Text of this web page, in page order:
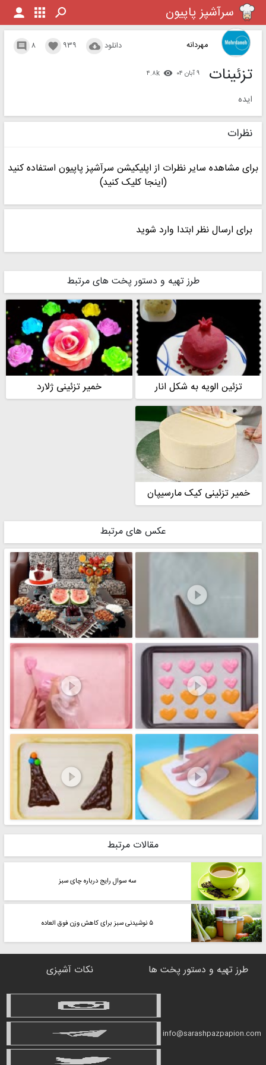
سرآشپز پاپیون
مهردانه ۸  ۹۳۹  دانلود 
تزئینات ۹ آبان ۰۴  ۴.۸k
ایده
نظرات
برای مشاهده سایر نظرات از اپلیکیشن سرآشپز پاپیون استفاده کنید
(اینجا کلیک کنید)
برای ارسال نظر ابتدا وارد شوید
طرز تهیه و دستور پخت های مرتبط
تزئین الویه به شکل انار خمیر تزئینی ژلارد
خمیر تزئینی کیک مارسیپان
عکس های مرتبط





مقالات مرتبط
سه سوال رایج درباره چای سبز
۵ نوشیدنی سبز برای کاهش وزن فوق العاده
طرز تهیه و دستور پخت ها نکات آشپزی
info@sarashpazpapion.com